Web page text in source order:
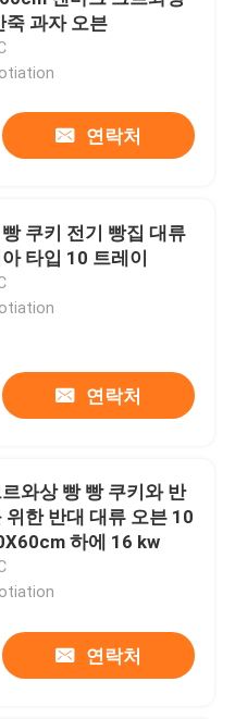
죽 과자 오븐
연락처
쿠키 전기 빵집 대류
타입 10 트레이
연락처
와상 빵 빵 쿠키와 반
위한 반대 대류 오븐 10
하에 16 kw
연락처